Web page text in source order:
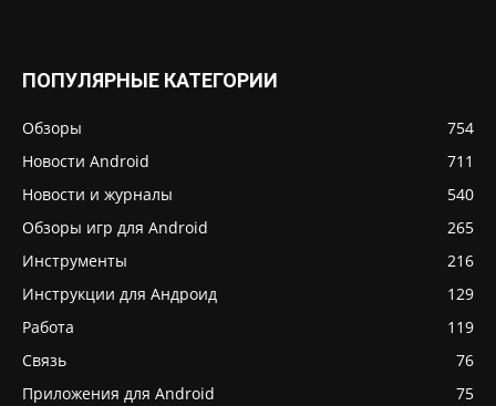
ПОПУЛЯРНЫЕ КАТЕГОРИИ
Обзоры
754
Новости Android
711
Новости и журналы
540
Обзоры игр для Android
265
Инструменты
216
Инструкции для Андроид
129
Работа
119
Связь
76
Приложения для Android
75